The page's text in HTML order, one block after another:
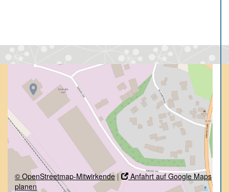
© OpenStreetmap-Mitwirkende|
Anfahrt auf Google Maps
planen